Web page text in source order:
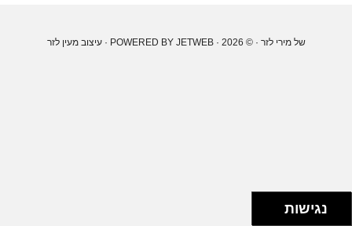
של מירי לזר · © 2026 · POWERED BY
JETWEB · עיצובמעין לזר
נגישות